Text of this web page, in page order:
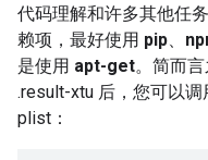
代码理解和许多其他任
赖项，最好使用 pip、
是使用 apt-get。简而
.result-xtu 后，您可以调
plist：